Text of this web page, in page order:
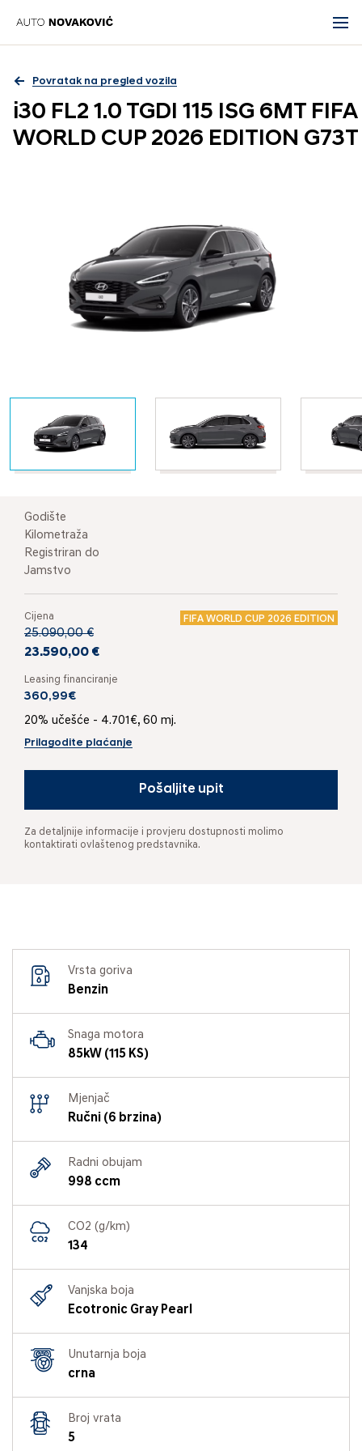
Povratak na pregled vozila
i30 FL2 1.0 TGDI 115 ISG 6MT FIFA
WORLD CUP 2026 EDITION G73T
Godište
Kilometraža
Registriran do
Jamstvo
Cijena FIFA WORLD CUP 2026 EDITION
25.090,00 €
23.590,00 €
Leasing financiranje
360,99€
20% učešće - 4.701€, 60 mj.
Prilagodite plaćanje
Pošaljite upit
Za detaljnije informacije i provjeru dostupnosti molimo
kontaktirati ovlaštenog predstavnika.
Vrsta goriva
Benzin
Snaga motora
85kW (115 KS)
Mjenjač
Ručni (6 brzina)
Radni obujam
998 ccm
CO2 (g/km)
134
Vanjska boja
Ecotronic Gray Pearl
Unutarnja boja
crna
Broj vrata
5